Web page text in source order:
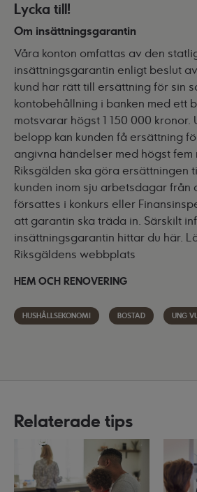
Lycka till!
Om insättningsgarantin
Våra konton omfattas av den
insättningsgarantin enligt beslut
kund har rätt till ersättning för sin
kontobehållning i banken med ett
motsvarar högst 1 150 000 kronor.
belopp kan kunden få ersättning
angivna händelser med högst fem
Riksgälden ska göra ersättningen
kunden inom sju arbetsdagar från
försattes i konkurs eller
att garantin ska träda in. Särskilt
insättningsgarantin hittar du här.
Riksgäldens webbplats
HEM OCH RENOVERING
HUSHÅLLSEKONOMI BOSTAD UNG
Relaterade tips